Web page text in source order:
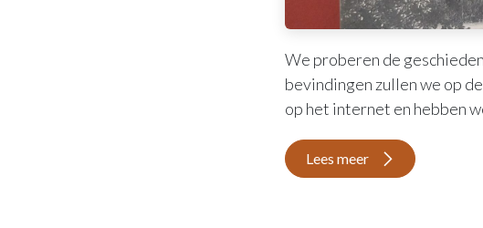
We proberen de
bevindingen zullen we op
op het internet en hebben
Lees meer